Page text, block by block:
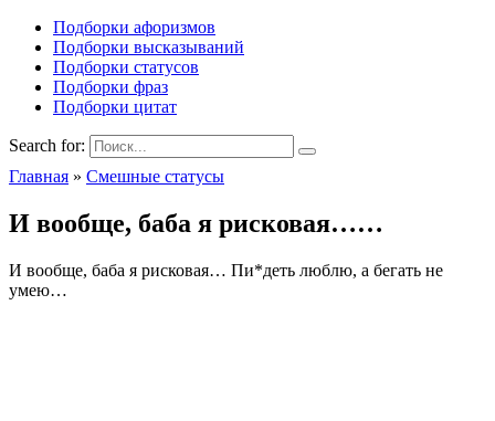
Подборки афоризмов
Подборки высказываний
Подборки статусов
Подборки фраз
Подборки цитат
Search for:
Главная » Смешные статусы
И вообще, баба я рисковая……
И вообще, баба я рисковая… Пи*деть люблю, а бегать не
умею…